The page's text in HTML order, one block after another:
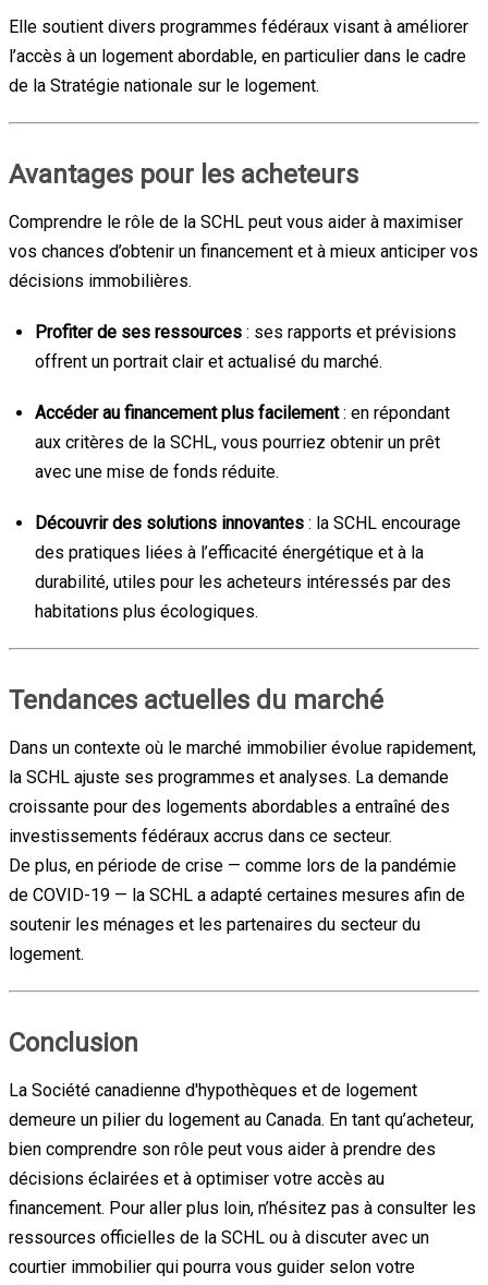
Elle soutient divers programmes fédéraux visant à améliorer
l’accès à un logement abordable, en particulier dans le cadre
de la Stratégie nationale sur le logement.
Avantages pour les acheteurs
Comprendre le rôle de la SCHL peut vous aider à maximiser
vos chances d’obtenir un financement et à mieux anticiper vos
décisions immobilières.
Profiter de ses ressources : ses rapports et prévisions
offrent un portrait clair et actualisé du marché.
Accéder au financement plus facilement: en répondant
aux critères de la SCHL, vous pourriez obtenir un prêt
avec une mise de fonds réduite.
Découvrir des solutions innovantes : la SCHL encourage
des pratiques liées à l’efficacité énergétique et à la
durabilité, utiles pour les acheteurs intéressés par des
habitations plus écologiques.
Tendances actuelles du marché
Dans un contexte où le marché immobilier évolue rapidement,
la SCHL ajuste ses programmes et analyses. La demande
croissante pour des logements abordables a entraîné des
investissements fédéraux accrus dans ce secteur.
De plus, en période de crise — comme lors de la pandémie
de COVID-19 — la SCHL a adapté certaines mesures afin de
soutenir les ménages et les partenaires du secteur du
logement.
Conclusion
La Société canadienne d'hypothèques et de logement
demeure un pilier du logement au Canada. En tant qu’acheteur,
bien comprendre son rôle peut vous aider à prendre des
décisions éclairées et à optimiser votre accès au
financement. Pour aller plus loin, n’hésitez pas à consulter les
ressources officielles de la SCHL ou à discuter avec un
courtier immobilier qui pourra vous guider selon votre